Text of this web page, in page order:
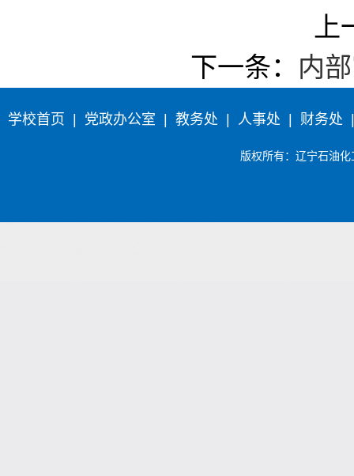
下一条： 内
学校首页 党政办公室 教务处 人事处 财务处
版权所有：辽宁石油